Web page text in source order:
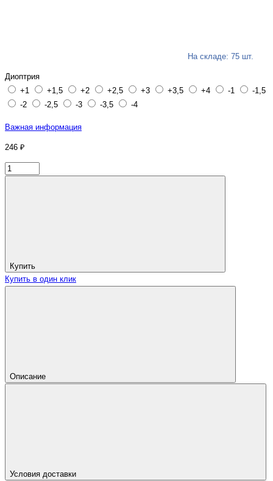
На складе: 75 шт.
Диоптрия
+1
+1,5 +2 +2,5 +3 +3,5 +4 -1
-1,5
-2
-2,5 -3 -3,5 -4
Важная информация
246 ₽
Купить
Купить в один клик
Описание
Условия доставки